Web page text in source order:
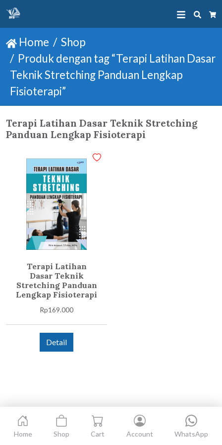
Search
Home
Shop
Produk dengan tag “Terapi Latihan Dasar
Teknik Stretching Panduan Lengkap
Fisioterapi”
Terapi Latihan Dasar Teknik Stretching
Panduan Lengkap Fisioterapi
Terapi Latihan
Dasar Teknik
Stretching Panduan
Lengkap Fisioterapi
Rp169.000
Detail
Home Shop Cart Account WhatsApp